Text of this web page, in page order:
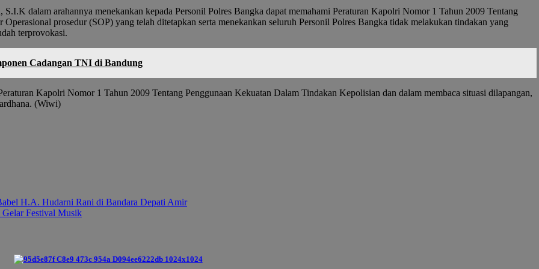
dalam arahannya menekankan kepada Personil Polres Bangka dapat memahami Peraturan Kapolri Nomor 1 Tahun 2009 Tentang
prosedur (SOP) yang telah ditetapkan serta menekankan seluruh Personil Polres Bangka tidak melakukan tindakan yang
terprovokasi.
Cadangan TNI di Bandung
Kapolri Nomor 1 Tahun 2009 Tentang Penggunaan Kekuatan Dalam Tindakan Kepolisian dan dalam membaca situasi dilapangan,
(Wiwi)
H.A. Hudarni Rani di Bandara Depati Amir
Festival Musik